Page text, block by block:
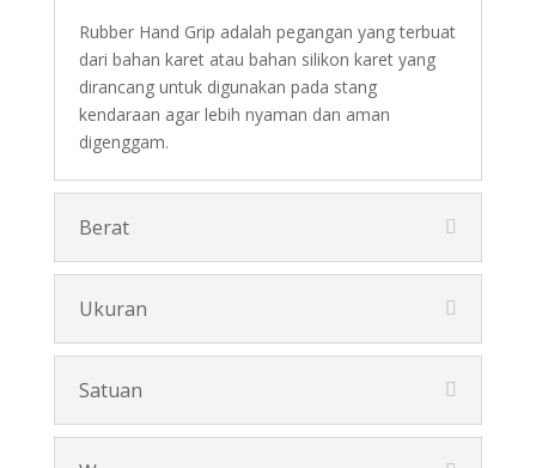
Rubber Hand Grip adalah pegangan yang terbuat
dari bahan karet atau bahan silikon karet yang
dirancang untuk digunakan pada stang
kendaraan agar lebih nyaman dan aman
digenggam.
Berat
Ukuran
Satuan